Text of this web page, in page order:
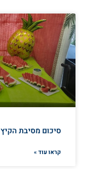
סיכום מסיבת
קראו עוד »